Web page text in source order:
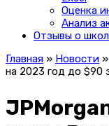
Оценка
Анализ
Отзывы о
Главная » Новости »
на 2023 год до $90